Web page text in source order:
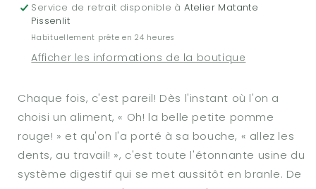
Caca
Caca
Service de retrait disponible àAtelier Matante
Pissenlit
Habituellement prête en 24 heures
Afficher les informations de la boutique
Chaque fois, c'est pareil! Dès l'instant où l'on a
choisi un aliment, « Oh! la belle petite pomme
rouge! » et qu'on l'a porté à sa bouche, « allez les
dents, au travail! », c'est toute l'étonnante usine du
système digestif qui se met aussitôt en branle. De